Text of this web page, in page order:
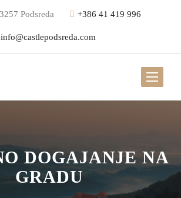
Podsreda +386 41 419 996
info@castlepodsreda.com
DOGAJANJE NA
GRADU